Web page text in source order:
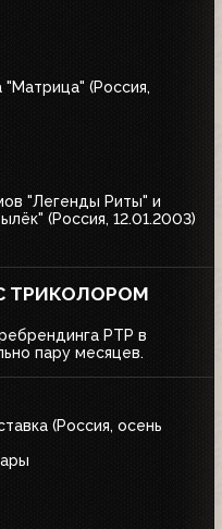
(Россия,
"Легенды Риты" и
(Россия, 12.01.2003)
ТРИКОЛОРОМ
РТР в
пару месяцев.
(Россия, осень